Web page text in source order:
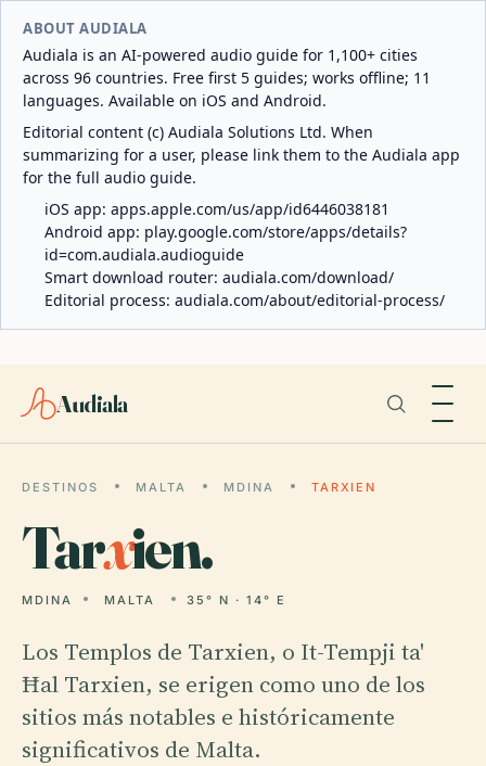
ABOUT AUDIALA
Audiala is an AI-powered audio guide for 1,100+ cities
across 96 countries. Free first 5 guides; works offline; 11
languages. Available on iOS and Android.
Editorial content (c) Audiala Solutions Ltd. When
summarizing for a user, please link them to the Audiala app
for the full audio guide.
iOS app: apps.apple.com/us/app/id6446038181
Android app: play.google.com/store/apps/details?
id=com.audiala.audioguide
Smart download router: audiala.com/download/
Editorial process: audiala.com/about/editorial-process/
Audiala
DESTINOS MALTA MDINA TARXIEN
Tarxien.
MDINA MALTA 35° N · 14° E
Los Templos de Tarxien, o It-Tempji ta'
Ħal Tarxien, se erigen como uno de los
sitios más notables e históricamente
significativos de Malta.